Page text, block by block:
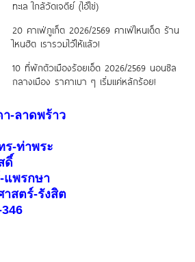
15 ที่พักสิชล นครศรีธรรมราช 2026/2569 ติด
ทะเล ใกล้วัดเจดีย์ (ไอ้ไข่)
20 คาเฟ่ภูเก็ต 2026/2569 คาเฟ่ไหนเด็ด ร้าน
10 ที่พักตัวเมืองร้อยเอ็ด 2026/2569 นอนชิล
กลางเมือง ราคาเบา ๆ เริ่มแค่หลักร้อย!